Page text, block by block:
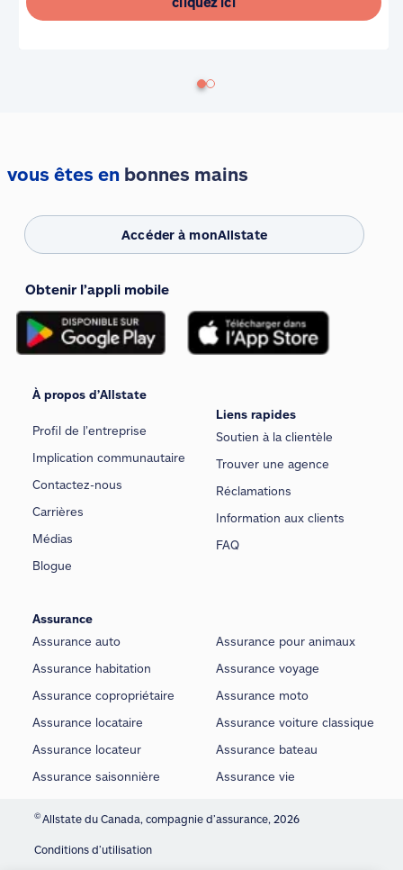
vous êtes en bonnes mains
Accéder à monAllstate
Obtenir l’appli mobile
À propos d’Allstate
Profil de l’entreprise
Implication communautaire
Contactez-nous
Carrières
Médias
Blogue
Liens rapides
Soutien à la clientèle
Trouver une agence
Réclamations
Information aux clients
FAQ
Assurance
Assurance auto
Assurance habitation
Assurance copropriétaire
Assurance locataire
Assurance locateur
Assurance saisonnière
Assurance pour animaux
Assurance voyage
Assurance moto
Assurance voiture classique
Assurance bateau
Assurance vie
©Allstate du Canada, compagnie d’assurance, 2026
Conditions d’utilisation